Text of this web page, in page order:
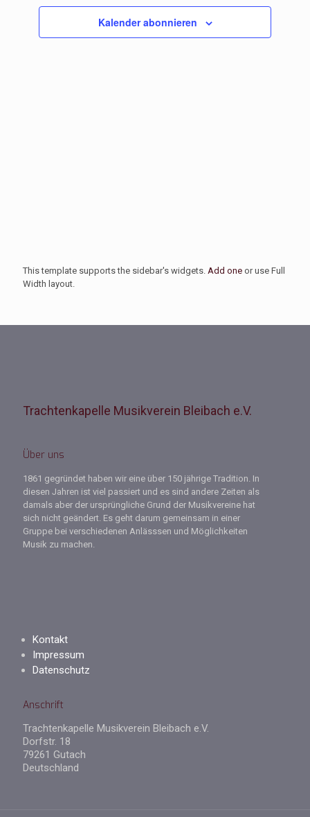
Kalender abonnieren
This template supports the sidebar's widgets. Add one or use Full
Width layout.
Trachtenkapelle Musikverein Bleibach e.V.
Über uns
1861 gegründet haben wir eine über 150 jährige Tradition. In
diesen Jahren ist viel passiert und es sind andere Zeiten als
damals aber der ursprüngliche Grund der Musikvereine hat
sich nicht geändert. Es geht darum gemeinsam in einer
Gruppe bei verschiedenen Anlässsen und Möglichkeiten
Musik zu machen.
Kontakt
Impressum
Datenschutz
Anschrift
Trachtenkapelle Musikverein Bleibach e.V.
Dorfstr. 18
79261 Gutach
Deutschland